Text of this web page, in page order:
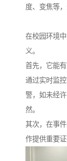
度、变焦等
在校园环境
义。
首先，它能
通过实时监
警，如未经
然。
其次，在事
作提供重要